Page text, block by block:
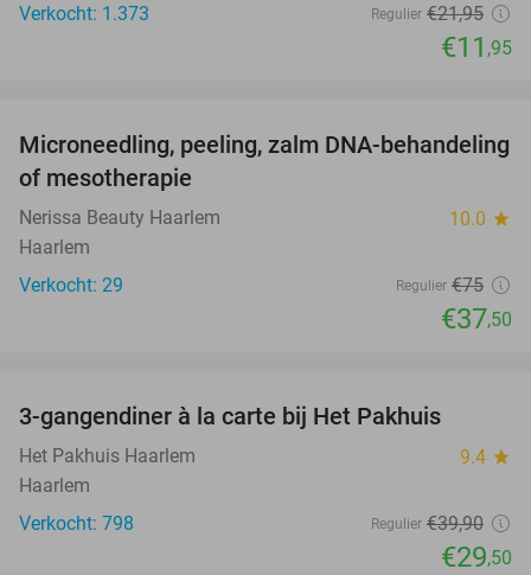
Verkocht: 1.373
Regulier €21,95
€11 ,95
50%
Microneedling, peeling, zalm DNA-behandeling
of mesotherapie
Nerissa Beauty Haarlem 10.0 star
Haarlem
Verkocht: 29
Regulier €75
€37,50
3-gangendiner à la carte bij Het Pakhuis
Het Pakhuis Haarlem 9.4 star
Haarlem
Verkocht: 798
Regulier €39,90
€29,50